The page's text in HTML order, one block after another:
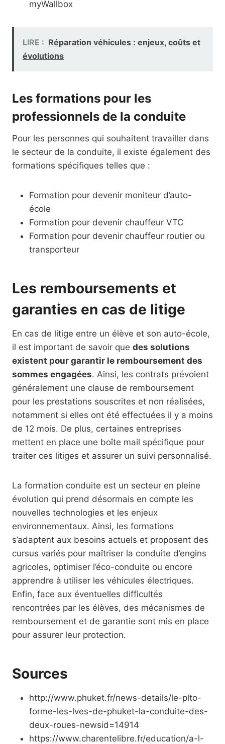
myWallbox
LIRE : Réparation véhicules : enjeux, coûts et
évolutions
Les formations pour les
professionnels de la conduite
Pour les personnes qui souhaitent travailler dans
le secteur de la conduite, il existe également des
formations spécifiques telles que :
Formation pour devenir moniteur d’auto-
école
Formation pour devenir chauffeur VTC
Formation pour devenir chauffeur routier ou
transporteur
Les remboursements et
garanties en cas de litige
En cas de litige entre un élève et son auto-école,
il est important de savoir que des solutions
existent pour garantir le remboursement des
sommes engagées. Ainsi, les contrats prévoient
généralement une clause de remboursement
pour les prestations souscrites et non réalisées,
notamment si elles ont été effectuées il y a moins
de 12 mois. De plus, certaines entreprises
mettent en place une boîte mail spécifique pour
traiter ces litiges et assurer un suivi personnalisé.
La formation conduite est un secteur en pleine
évolution qui prend désormais en compte les
nouvelles technologies et les enjeux
environnementaux. Ainsi, les formations
s’adaptent aux besoins actuels et proposent des
cursus variés pour maîtriser la conduite d’engins
agricoles, optimiser l’éco-conduite ou encore
apprendre à utiliser les véhicules électriques.
Enfin, face aux éventuelles difficultés
rencontrées par les élèves, des mécanismes de
remboursement et de garantie sont mis en place
pour assurer leur protection.
Sources
http://www.phuket.fr/news-details/le-plto-
forme-les-lves-de-phuket-la-conduite-des-
deux-roues-newsid=14914
https://www.charentelibre.fr/education/a-l-